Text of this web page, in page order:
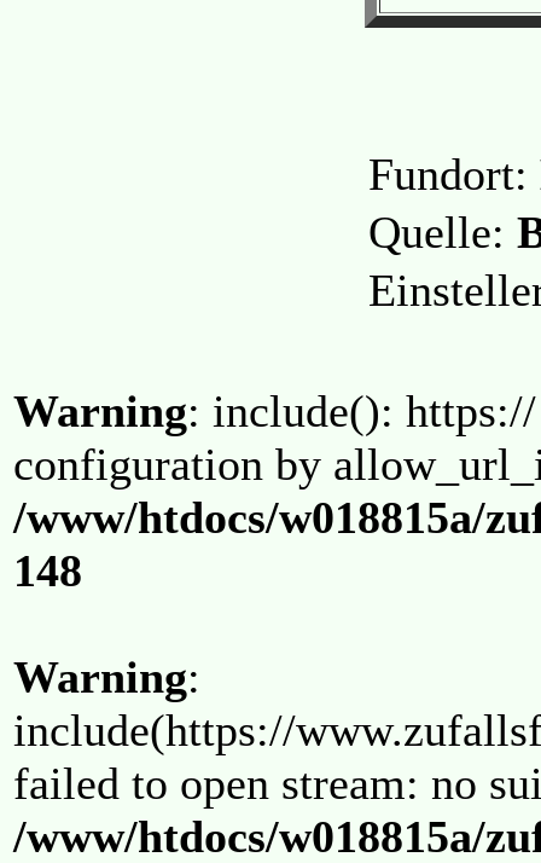
Fundort:
Quelle:
Warning: include():
configuration by
/www/htdocs/w018815a/
148
Warning:
include(https://
failed to open stream: no
/www/htdocs/w018815a/